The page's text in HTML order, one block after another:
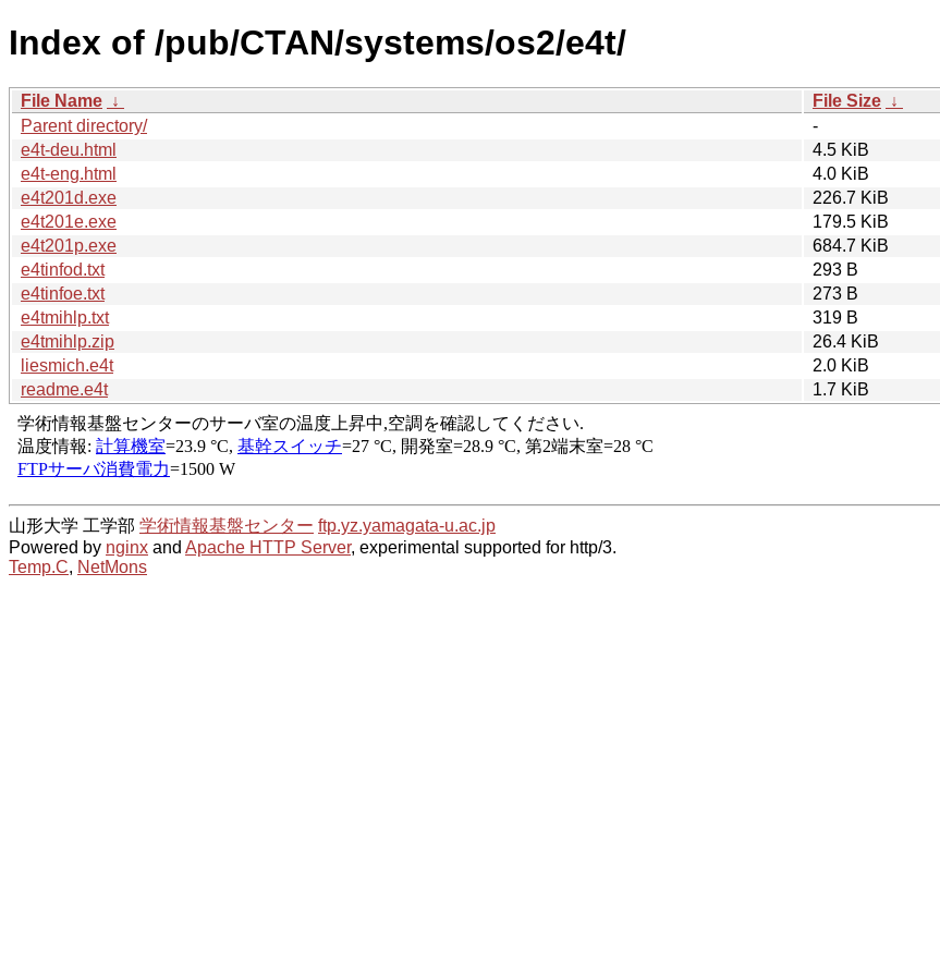
Index of /pub/CTAN/systems/os2/e4t/
File Name ↓ File Size ↓
Parent directory/
-
e4t-deu.html
4.5 KiB
e4t-eng.html
4.0 KiB
e4t201d.exe
226.7 KiB
e4t201e.exe
179.5 KiB
e4t201p.exe
684.7 KiB
e4tinfod.txt
293 B
e4tinfoe.txt
273 B
e4tmihlp.txt
319 B
e4tmihlp.zip
26.4 KiB
liesmich.e4t
2.0 KiB
readme.e4t
1.7 KiB
山形大学 工学部 学術情報基盤センター ftp.yz.yamagata-u.ac.jp
Powered by nginx and Apache HTTP Server, experimental supported for http/3.
Temp.C, NetMons